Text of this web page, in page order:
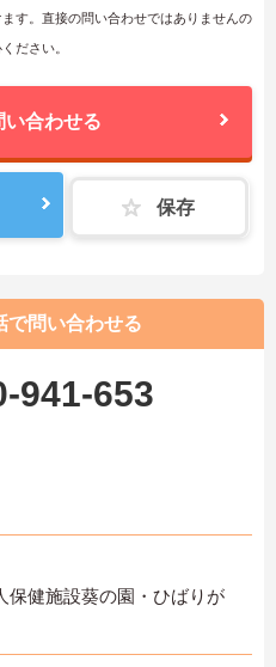
す。直接の問い合わせではありませんの
ださい。
い合わせる
保存
で問い合わせる
941-653
健施設葵の園・ひばりが